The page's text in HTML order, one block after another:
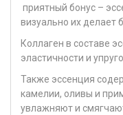
приятный бонус –
визуально их
Коллаген в составе
эластичности и
Также эссенция
камелии, оливы и
увлажняют и